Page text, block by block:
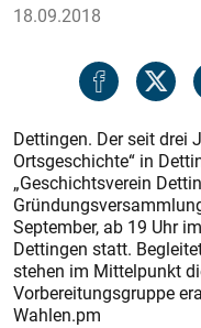
18.09.2018
Dettingen. Der seit drei
Ortsgeschichte“ in
„Geschichtsverein
September, ab 19 Uhr
Dettingen statt.
stehen im Mittelpunkt
Vorbereitungsgruppe
Wahlen.pm